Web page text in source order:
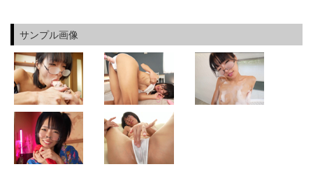
サンプル画像